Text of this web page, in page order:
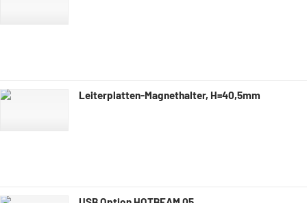
Leiterplatten-Magnethalter, H=40,5mm